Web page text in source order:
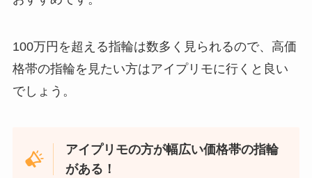
100万円を超える指輪は数多く見られるので、高価
格帯の指輪を見たい方はアイプリモに行くと良い
でしょう。
アイプリモの方が幅広い価格帯の指輪
がある！